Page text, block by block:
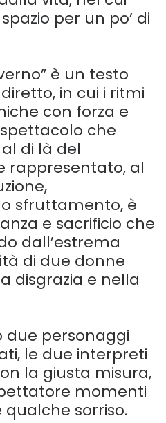
per un po’ di
è un testo
in cui i ritmi
con forza e
che
di là del
rappresentato, al
sfruttamento, è
e sacrificio che
dall’estrema
di due donne
disgrazia e nella
due personaggi
le due interpreti
la giusta misura,
momenti
sorriso.